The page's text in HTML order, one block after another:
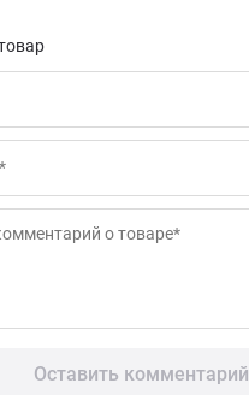
Оставить комментарий